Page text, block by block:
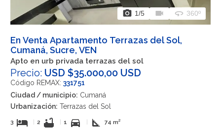
photo_camera 1/5 videocam 360 360º
En Venta Apartamento Terrazas del Sol,
Cumaná, Sucre, VEN
Apto en urb privada terrazas del sol
Precio: USD $35.000,00 USD
Código REMAX: 331751
Ciudad / municipio: Cumaná
Urbanización: Terrazas del Sol
3 hotel 2 bathtub 1 directions_car square_foot 74 m²